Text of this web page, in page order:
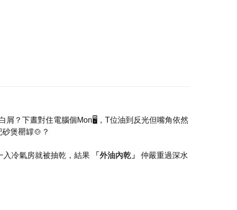
屑？下晝對住電腦個Mon🖥️，T位油到反光但嘴角依然
煲罌罉🍲？
入冷氣房就被抽乾，結果 「外油內乾」
仲嚴重過深水